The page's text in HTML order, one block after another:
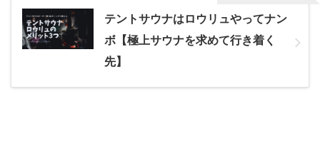
テントサウナはロウリュやってナン
ボ【極上サウナを求めて行き着く
先】